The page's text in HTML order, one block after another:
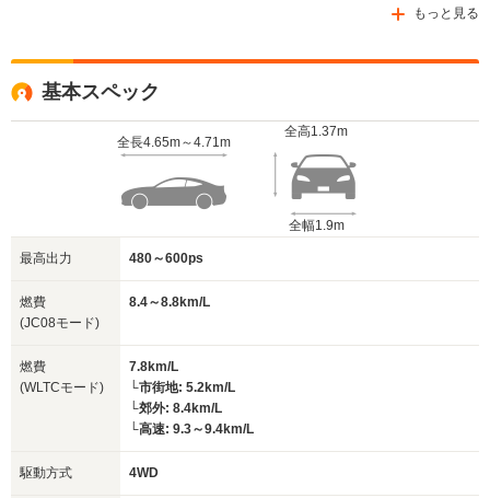
もっと見る
基本スペック
全長4.65m～4.71m
全高1.37m
全幅1.9m
最高出力 480～600ps
燃費
(JC08モード)
8.4～8.8km/L
燃費
(WLTCモード)
7.8km/L
└市街地: 5.2km/L
└郊外: 8.4km/L
└高速: 9.3～9.4km/L
駆動方式 4WD